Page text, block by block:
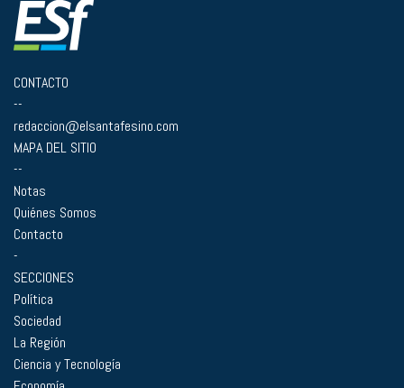
CONTACTO
--
redaccion@elsantafesino.com
MAPA DEL SITIO
--
Notas
Quiénes Somos
Contacto
-
SECCIONES
Política
Sociedad
La Región
Ciencia y Tecnología